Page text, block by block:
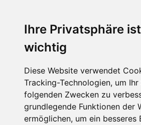
Ihre Privatsphäre
wichtig
Diese Website verwendet
Tracking-Technologien, um
folgenden Zwecken zu
grundlegende Funktionen der
ermöglichen, um ein besseres
SERVICE
Datenschutz
Kontakt